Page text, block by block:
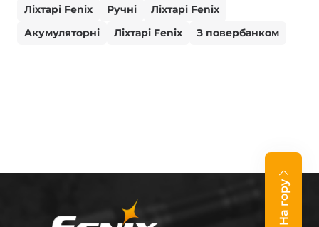
Ліхтарі Fenix Ручні
Ліхтарі Fenix
Акумуляторні
Ліхтарі Fenix З повербанком
На гору